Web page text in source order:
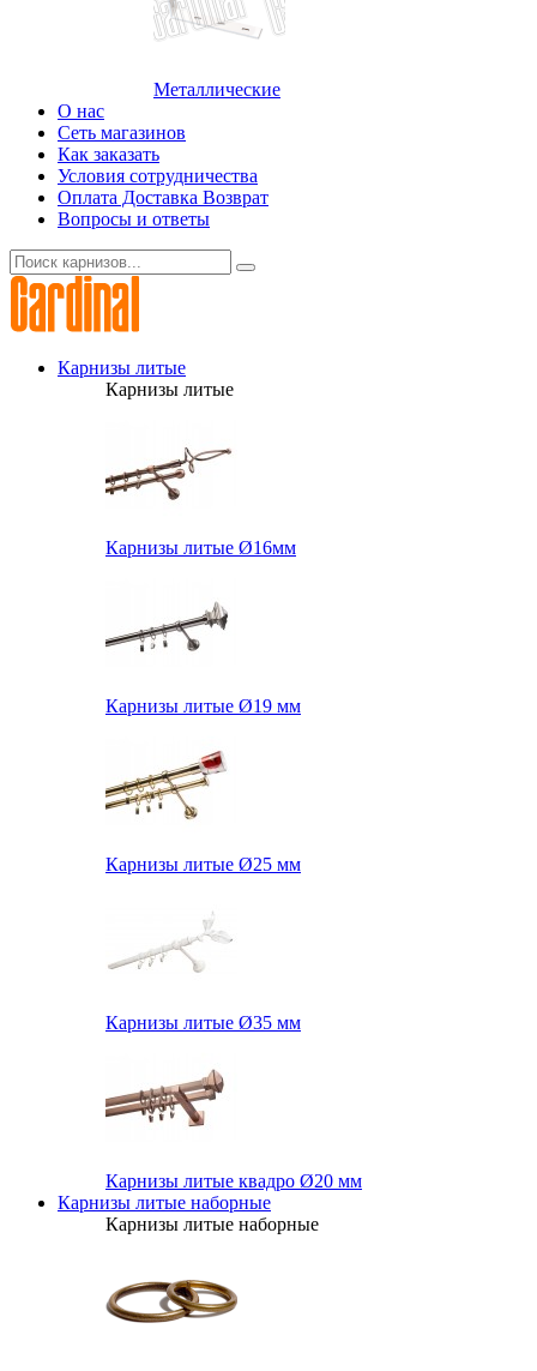
Металлические
О нас
Сеть магазинов
Как заказать
Условия сотрудничества
Оплата Доставка Возврат
Вопросы и ответы
Карнизы литые
Карнизы литые
Карнизы литые Ø16мм
Карнизы литые Ø19 мм
Карнизы литые Ø25 мм
Карнизы литые Ø35 мм
Карнизы литые квадро Ø20 мм
Карнизы литые наборные
Карнизы литые наборные